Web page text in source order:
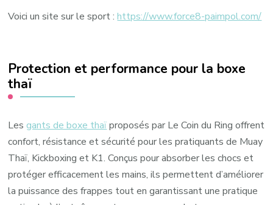
Voici un site sur le sport :https://www.force8-paimpol.com/
Protection et performance pour la boxe
thaï
Lesgants de boxe thaïproposés par Le Coin du Ring offrent
confort, résistance et sécurité pour les pratiquants de Muay
Thaï, Kickboxing et K1. Conçus pour absorber les chocs et
protéger efficacement les mains, ils permettent d’améliorer
la puissance des frappes tout en garantissant une pratique